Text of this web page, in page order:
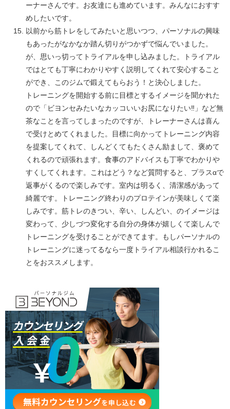
ーナーさんです。お友達にも進めています。みんなにおすす
めしたいです。
以前から筋トレをしてみたいと思いつつ、パーソナルの興味
もあったがなかなか踏ん切りがつかずで悩んでいました。
が、思いっ切ってトライアルを申し込みました。トライアル
ではとても丁寧にわかりやすく説明してくれて安心すること
ができ、このジムで鍛えてもらおう！と決心しました。
トレーニングを開始する前に目標とするイメージを聞かれた
ので「ビヨンセみたいなカッコいいお尻になりたい‼︎」など無
茶なことを言ってしまったのですが、トレーナーさんは喜ん
で受けとめてくれました。目標に向かってトレーニング内容
を提案してくれて、しんどくてもたくさん励まして、褒めて
くれるので頑張れます。食事のアドバイスも丁寧でわかりや
すくしてくれます。これはどう？など質問すると、プラスαで
返事がくるので楽しみです。室内は明るく、清潔感があって
綺麗です。トレーニング終わりのプロテインが美味しくて楽
しみです。筋トレのきつい、辛い、しんどい、のイメージは
変わって、少しづつ変化する自分の身体が嬉しくて楽しんで
トレーニングを受けることができてます。もしパーソナルの
トレーニングに迷ってるなら一度トライアル相談行かれるこ
とをおススメします。